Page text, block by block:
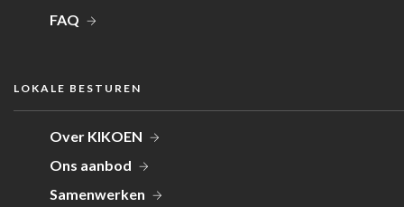
FAQ
LOKALE BESTUREN
Over KIKOEN
Ons aanbod
Samenwerken